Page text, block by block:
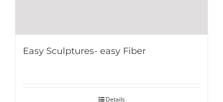
Easy Sculptures- easy Fiber
Details